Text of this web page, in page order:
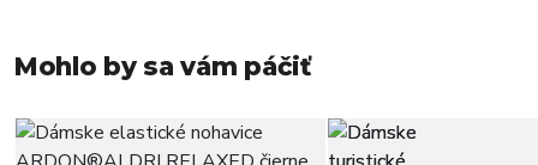
Mohlo by sa vám páčiť